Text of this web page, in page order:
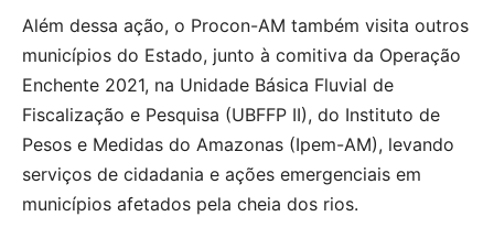
Além dessa ação, o Procon-AM também visita outros
municípios do Estado, junto à comitiva da Operação
Enchente 2021, na Unidade Básica Fluvial de
Fiscalização e Pesquisa (UBFFP II), do Instituto de
Pesos e Medidas do Amazonas (Ipem-AM), levando
serviços de cidadania e ações emergenciais em
municípios afetados pela cheia dos rios.